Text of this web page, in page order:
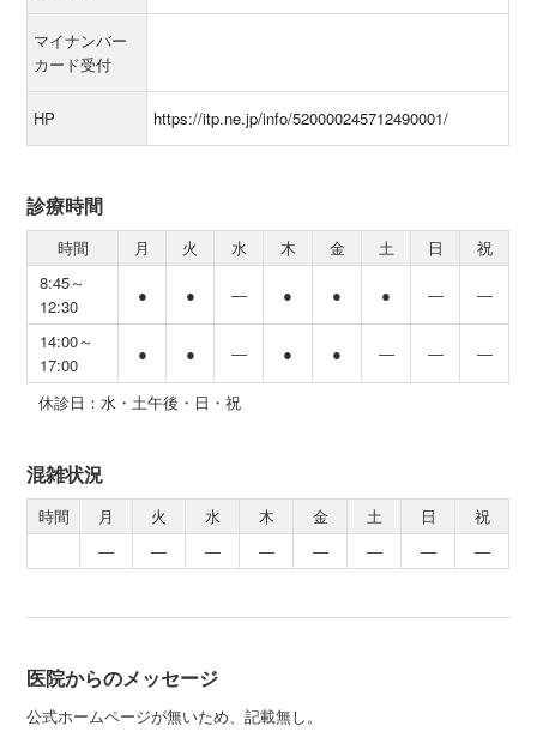
マイナンバー
カード受付
HP https://itp.ne.jp/info/520000245712490001/
診療時間
時間 月 火 水 木 金 土 日
祝
8:45～
12:30
● ● ― ● ● ● ― ―
14:00～
17:00
● ● ― ● ● ― ― ―
休診日：水・土午後・日・祝
混雑状況
時間 月 火 水 木 金 土 日
祝
―
― ― ― ― ― ― ―
医院からのメッセージ
公式ホームページが無いため、記載無し。